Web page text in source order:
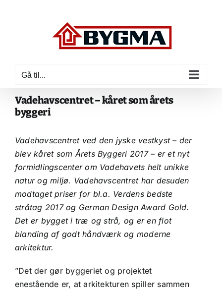
Gå til...
Vadehavscentret – kåret som årets
byggeri
Vadehavscentret ved den jyske vestkyst – der
blev kåret som Årets Byggeri 2017 – er et nyt
formidlingscenter om Vadehavets helt unikke
natur og miljø. Vadehavscentret har desuden
modtaget priser for bl.a. Verdens bedste
stråtag 2017 og German Design Award Gold.
Det er bygget i træ og strå, og er en flot
blanding af godt håndværk og moderne
arkitektur.
”Det der gør byggeriet og projektet
enestående er, at arkitekturen spiller sammen